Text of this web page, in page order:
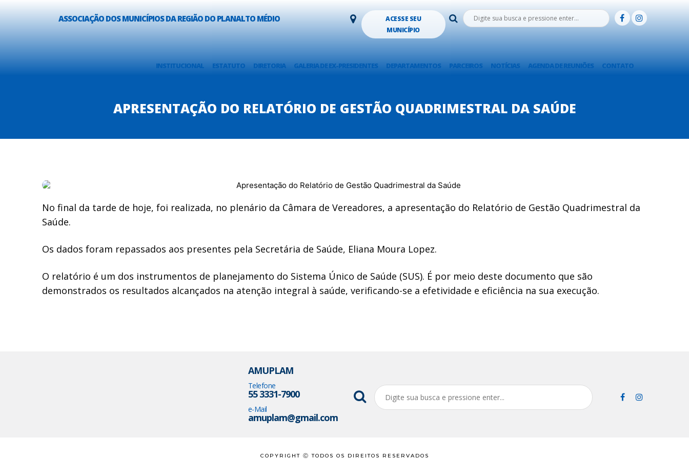
ASSOCIAÇÃO DOS MUNICÍPIOS DA REGIÃO DO PLANALTO MÉDIO
ACESSE SEU
MUNICÍPIO
INSTITUCIONAL ESTATUTO DIRETORIA GALERIA DE EX-PRESIDENTES DEPARTAMENTOS PARCEIROS NOTÍCIAS AGENDA DE REUNIÕES CONTATO
APRESENTAÇÃO DO RELATÓRIO DE GESTÃO QUADRIMESTRAL DA SAÚDE
No final da tarde de hoje, foi realizada, no plenário da Câmara de Vereadores, a apresentação do Relatório de Gestão Quadrimestral da
Saúde.
Os dados foram repassados aos presentes pela Secretária de Saúde, Eliana Moura Lopez.
O relatório é um dos instrumentos de planejamento do Sistema Único de Saúde (SUS). É por meio deste documento que são
demonstrados os resultados alcançados na atenção integral à saúde, verificando-se a efetividade e eficiência na sua execução.
AMUPLAM
Telefone
55 3331-7900
e-Mail
amuplam@gmail.com
COPYRIGHT Ⓒ TODOS OS DIREITOS RESERVADOS